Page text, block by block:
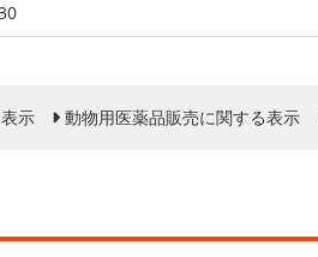
示 動物用医薬品販売に関する表示